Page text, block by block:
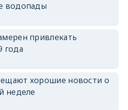
водопады
привлекать
года
хорошие новости о
неделе